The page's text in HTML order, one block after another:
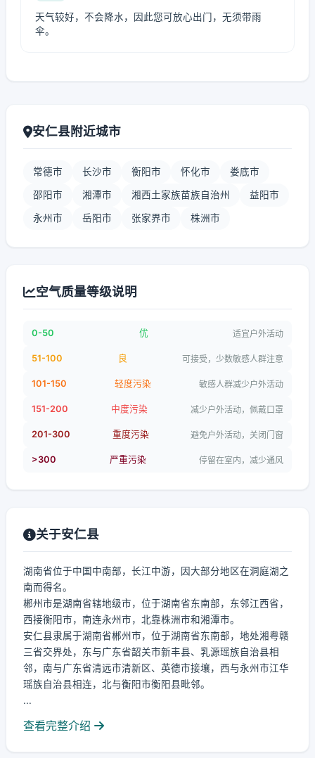
天气较好，不会降水，因此您可放心出门，无须带雨
伞。
安仁县附近城市
常德市 长沙市 衡阳市 怀化市 娄底市
邵阳市 湘潭市 湘西土家族苗族自治州 益阳市
永州市 岳阳市 张家界市 株洲市
空气质量等级说明
0-50 优 适宜户外活动
51-100 良 可接受，少数敏感人群注意
101-150 轻度污染 敏感人群减少户外活动
151-200 中度污染 减少户外活动，佩戴口罩
201-300 重度污染 避免户外活动，关闭门窗
>300 严重污染 停留在室内，减少通风
关于安仁县
湖南省位于中国中南部，长江中游，因大部分地区在洞庭湖之
南而得名。
郴州市是湖南省辖地级市，位于湖南省东南部，东邻江西省，
西接衡阳市，南连永州市，北靠株洲市和湘潭市。
安仁县隶属于湖南省郴州市，位于湖南省东南部，地处湘粤赣
三省交界处，东与广东省韶关市新丰县、乳源瑶族自治县相
邻，南与广东省清远市清新区、英德市接壤，西与永州市江华
瑶族自治县相连，北与衡阳市衡阳县毗邻。
...
查看完整介绍